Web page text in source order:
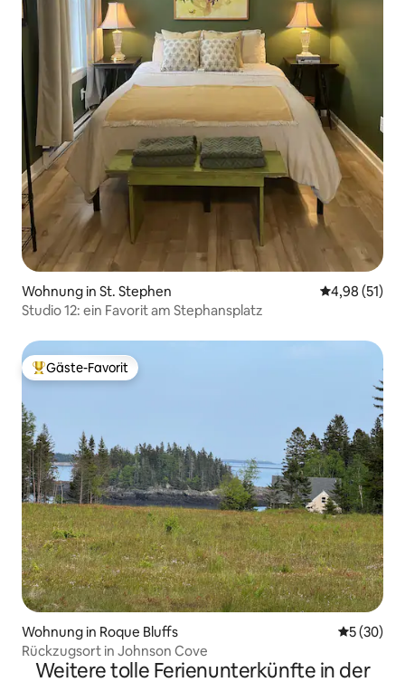
Wohnung in St. Stephen
4,98 (51)
Studio 12: ein Favorit am Stephansplatz
Beliebter Gäste-Favorit.
Gäste-Favorit
Wohnung in Roque Bluffs
5 (30)
Rückzugsort in Johnson Cove
Weitere tolle Ferienunterkünfte in der